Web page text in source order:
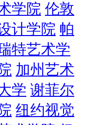
学院 伦敦
计学院 帕
特艺术学
加州艺术
学 谢菲尔
纽约视觉